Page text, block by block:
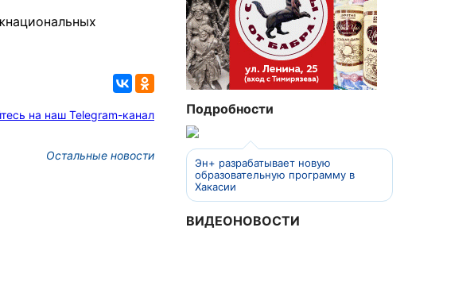
на наш Telegram-канал
Остальные новости
Подробности
Эн+ разрабатывает новую
образовательную программу в
Хакасии
ВИДЕОНОВОСТИ